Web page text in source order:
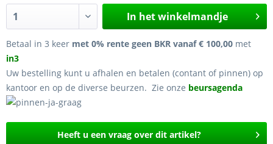
In het winkelmandje
Betaal in 3 keer met 0% rente geen BKR vanaf € 100,00 met
in3
Uw bestelling kunt u afhalen en betalen (contant of pinnen) op
kantoor en op de diverse beurzen. Zie onze beursagenda
Heeft u een vraag over dit artikel?